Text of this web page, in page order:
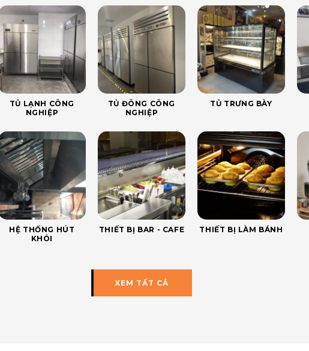
TỦ LẠNH CÔNG
NGHIỆP
TỦ ĐÔNG CÔNG
NGHIỆP
TỦ TRƯNG BÀY
HỆ THỐNG HÚT
KHÓI
THIẾT BỊ BAR - CAFE THIẾT BỊ LÀM BÁNH
XEM TẤT CẢ